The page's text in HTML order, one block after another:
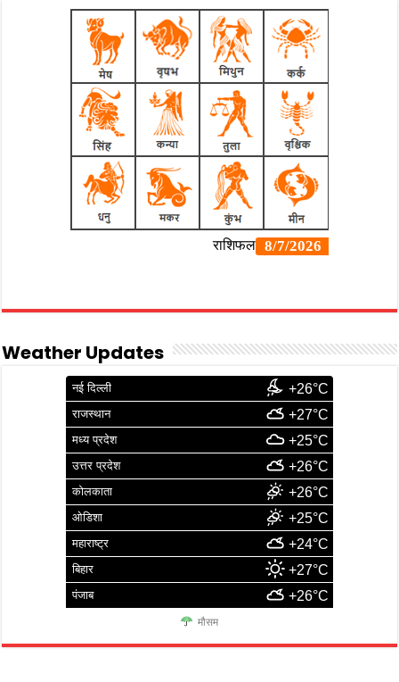
Weather Updates
नई दिल्ली +26°C
राजस्थान +27°C
मध्य प्रदेश +25°C
उत्तर प्रदेश +26°C
कोलकाता +26°C
ओडिशा +25°C
महाराष्ट्र +24°C
बिहार +27°C
पंजाब +26°C
मौसम